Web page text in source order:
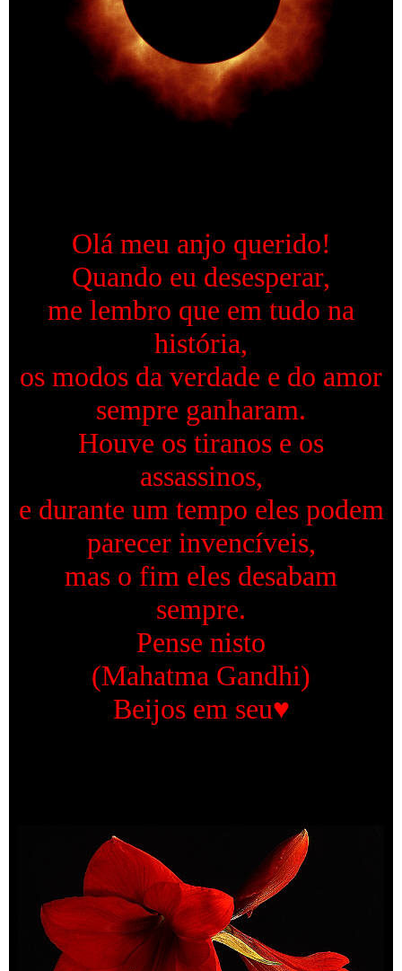
Olá meu anjo querido!
Quando eu desesperar,
me lembro que em tudo na
história,
os modos da verdade e do amor
sempre ganharam.
Houve os tiranos e os
assassinos,
e durante um tempo eles podem
parecer invencíveis,
mas o fim eles desabam
sempre.
Pense nisto
(Mahatma Gandhi)
Beijos em seu♥